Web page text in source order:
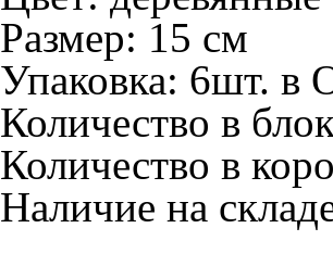
Размер: 15 см
Упаковка: 6шт. в
Количество в
Количество в
Наличие на